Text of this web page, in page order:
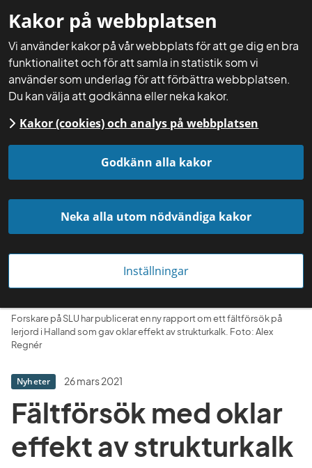
Kakor på webbplatsen
Vi använder kakor på vår webbplats för att ge dig en bra
funktionalitet och för att samla in statistik som vi
använder som underlag för att förbättra webbplatsen.
Du kan välja att godkänna eller neka kakor.
Kakor (cookies) och analys på webbplatsen
Godkänn alla kakor
Neka alla utom nödvändiga kakor
Inställningar
Mina sidor
Startsida Aktuellt Nyheter
Forskare på SLU har publicerat en ny rapport om ett fältförsök på
lerjord i Halland som gav oklar effekt av strukturkalk. Foto: Alex
Regnér
Nyheter 26 mars 2021
Fältförsök med oklar
effekt av strukturkalk